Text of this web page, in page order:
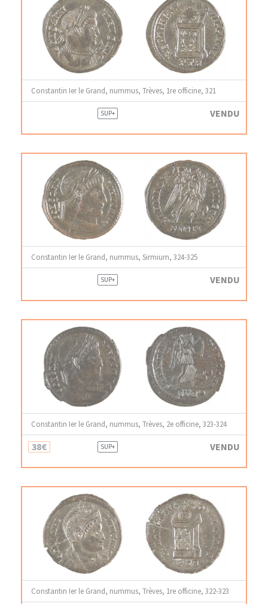
Constantin Ier le Grand, nummus, Trèves, 1re officine, 321
SUP+ VENDU
Constantin Ier le Grand, nummus, Sirmium, 324-325
SUP+ VENDU
Constantin Ier le Grand, nummus, Trèves, 2e officine, 323-324
38€ SUP+ VENDU
Constantin Ier le Grand, nummus, Trèves, 1re officine, 322-323